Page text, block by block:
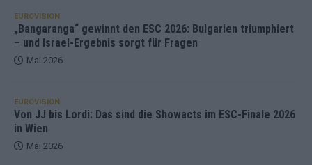
EUROVISION
„Bangaranga“ gewinnt den ESC 2026: Bulgarien triumphiert
– und Israel-Ergebnis sorgt für Fragen
Mai 2026
EUROVISION
Von JJ bis Lordi: Das sind die Showacts im ESC-Finale 2026
in Wien
Mai 2026